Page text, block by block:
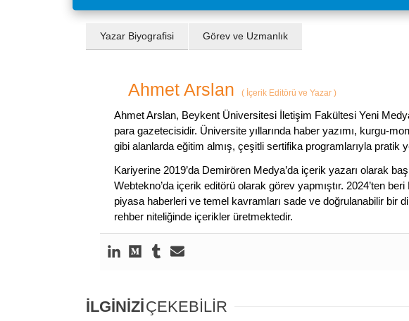
Yazar Biyografisi Görev ve Uzmanlık
Ahmet Arslan ( İçerik Editörü ve Yazar )
Ahmet Arslan, Beykent Üniversitesi İletişim Fakültesi Yeni
para gazetecisidir. Üniversite yıllarında haber yazımı, kurgu-
gibi alanlarda eğitim almış, çeşitli sertifika programlarıyla pratik
Kariyerine 2019’da Demirören Medya’da içerik yazarı olarak
Webtekno’da içerik editörü olarak görev yapmıştır. 2024’ten beri
piyasa haberleri ve temel kavramları sade ve doğrulanabilir bir
rehber niteliğinde içerikler üretmektedir.
İLGİNİZİÇEKEBİLİR